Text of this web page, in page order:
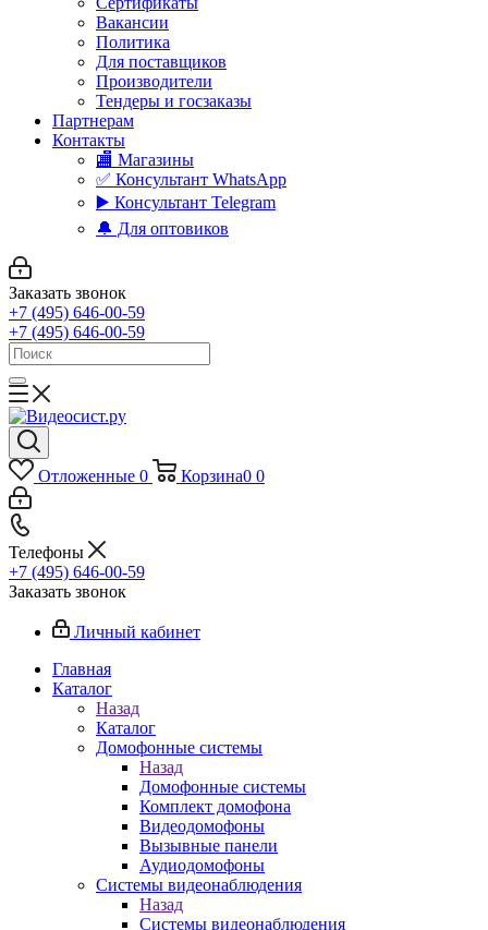
Вакансии
Политика
Для поставщиков
Производители
Тендеры и госзаказы
Партнерам
Контакты
🏬 Магазины
✅️ Консультант WhatsApp
▶️ Консультант Telegram
🔔 Для оптовиков
Заказать звонок
+7 (495) 646-00-59
+7 (495) 646-00-59
Отложенные 0 Корзина0 0
Телефоны
+7 (495) 646-00-59
Заказать звонок
Личный кабинет
Главная
Каталог
Назад
Каталог
Домофонные системы
Назад
Домофонные системы
Комплект домофона
Видеодомофоны
Вызывные панели
Аудиодомофоны
Системы видеонаблюдения
Назад
Системы видеонаблюдения